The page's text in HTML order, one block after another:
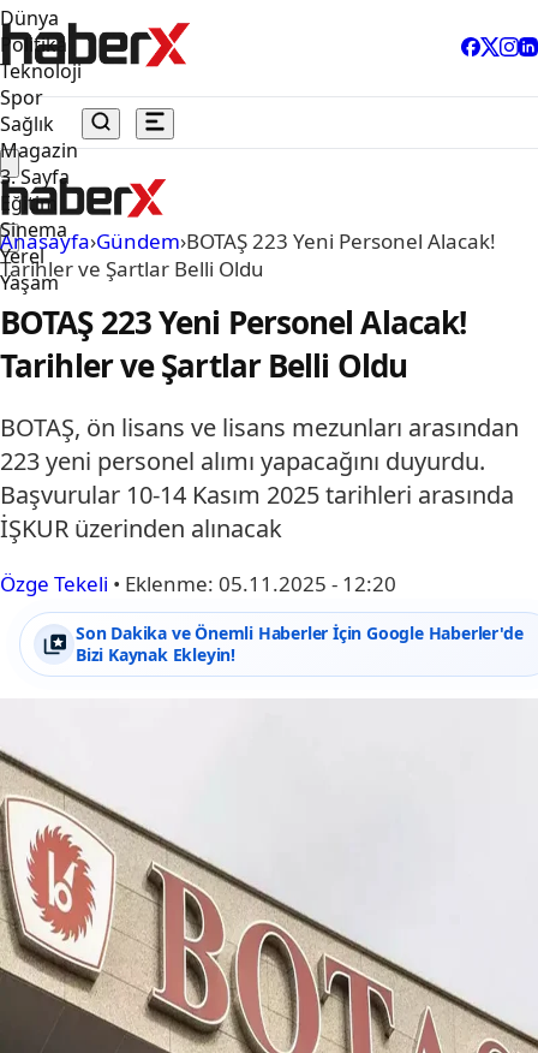
Dünya
Politika
Teknoloji
Spor
Sağlık
Magazin
3. Sayfa
Eğitim
Sinema
Yerel
Yaşam
Anasayfa›Gündem›BOTAŞ 223 Yeni Personel Alacak!
Tarihler ve Şartlar Belli Oldu
BOTAŞ 223 Yeni Personel Alacak!
Tarihler ve Şartlar Belli Oldu
BOTAŞ, ön lisans ve lisans mezunları arasından
223 yeni personel alımı yapacağını duyurdu.
Başvurular 10-14 Kasım 2025 tarihleri arasında
İŞKUR üzerinden alınacak
Özge Tekeli • Eklenme: 05.11.2025 - 12:20
Son Dakika ve Önemli Haberler İçin Google Haberler'de
Bizi Kaynak Ekleyin!